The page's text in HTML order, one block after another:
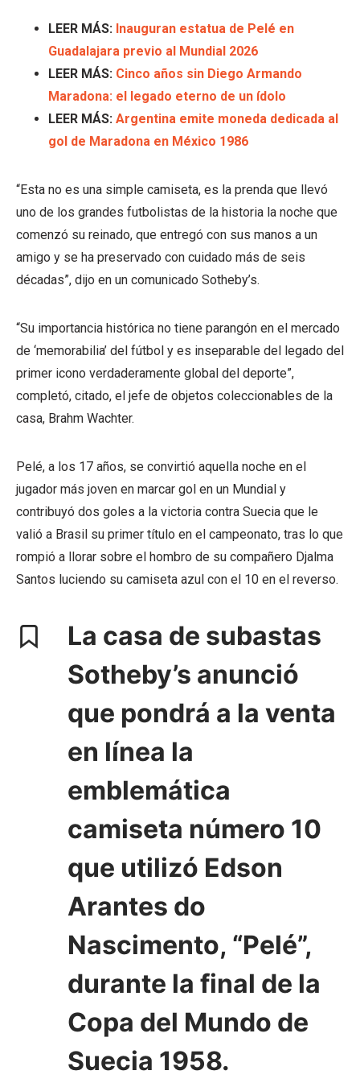
LEER MÁS: Inauguran estatua de Pelé en
Guadalajara previo al Mundial 2026
LEER MÁS: Cinco años sin Diego Armando
Maradona: el legado eterno de un ídolo
LEER MÁS: Argentina emite moneda dedicada al
gol de Maradona en México 1986
“Esta no es una simple camiseta, es la prenda que llevó
uno de los grandes futbolistas de la historia la noche que
comenzó su reinado, que entregó con sus manos a un
amigo y se ha preservado con cuidado más de seis
décadas”, dijo en un comunicado Sotheby’s.
“Su importancia histórica no tiene parangón en el mercado
de ‘memorabilia’ del fútbol y es inseparable del legado del
primer icono verdaderamente global del deporte”,
completó, citado, el jefe de objetos coleccionables de la
casa, Brahm Wachter.
Pelé, a los 17 años, se convirtió aquella noche en el
jugador más joven en marcar gol en un Mundial y
contribuyó dos goles a la victoria contra Suecia que le
valió a Brasil su primer título en el campeonato, tras lo que
rompió a llorar sobre el hombro de su compañero Djalma
Santos luciendo su camiseta azul con el 10 en el reverso.
La casa de subastas
Sotheby’s anunció
que pondrá a la venta
en línea la
emblemática
camiseta número 10
que utilizó Edson
Arantes do
Nascimento, “Pelé”,
durante la final de la
Copa del Mundo de
Suecia 1958.